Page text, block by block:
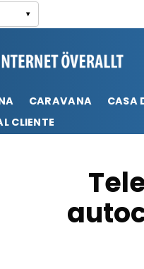
▾
CARAVANA CASA
CLIENTE